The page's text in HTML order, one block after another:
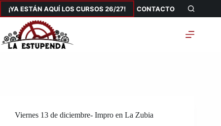
Saltar
contenido
¡YA ESTÁN AQUÍ LOS CURSOS 26/27! CONTACTO
Viernes 13 de diciembre- Impro en La Zubia